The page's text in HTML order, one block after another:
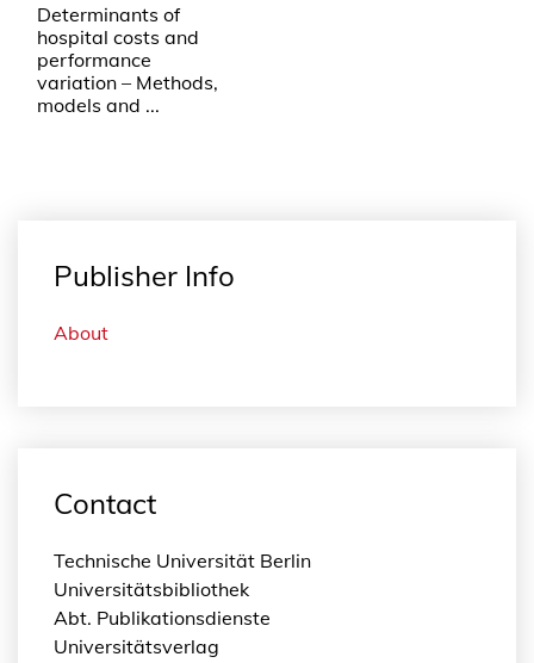
Determinants of
hospital costs and
performance
variation – Methods,
models and ...
Publisher Info
About
Contact
Technische Universität Berlin
Universitätsbibliothek
Abt. Publikationsdienste
Universitätsverlag